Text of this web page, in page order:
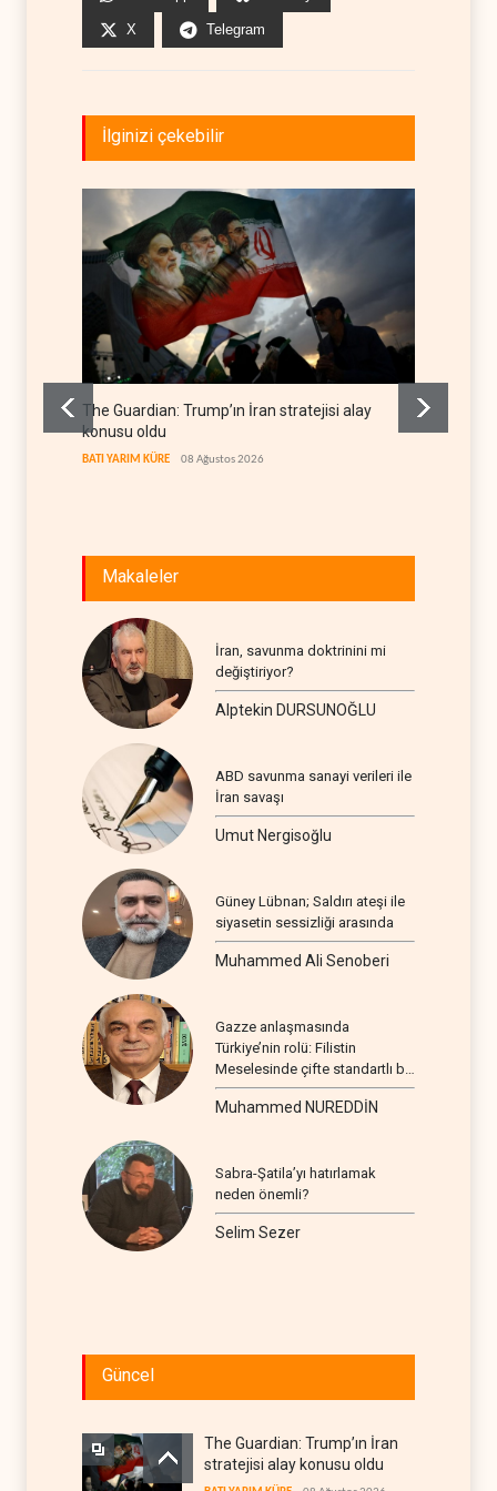
X Telegram
İlginizi çekebilir
The Guardian: Trump’ın İran stratejisi alay
konusu oldu
BATI YARIM KÜRE 08 Ağustos 2026
Makaleler
İran, savunma doktrinini mi
değiştiriyor?
Alptekin DURSUNOĞLU
ABD savunma sanayi verileri ile
İran savaşı
Umut Nergisoğlu
Güney Lübnan; Saldırı ateşi ile
siyasetin sessizliği arasında
Muhammed Ali Senoberi
Gazze anlaşmasında
Türkiye’nin rolü: Filistin
Meselesinde çifte standartlı bir
seyir
Muhammed NUREDDİN
Sabra-Şatila’yı hatırlamak
neden önemli?
Selim Sezer
Güncel
The Guardian: Trump’ın İran
stratejisi alay konusu oldu